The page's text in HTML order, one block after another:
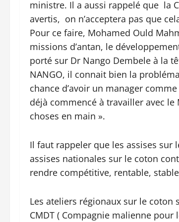
ministre. Il a aussi rappelé que la
avertis, on n’acceptera pas que
Pour ce faire, Mohamed Ould
missions d’antan, le
porté sur Dr Nango Dembele à la
NANGO, il connait bien la
chance d’avoir un manager
déjà commencé à travailler avec le
choses en main ».
Il faut rappeler que les assises
assises nationales sur le coton
rendre compétitive, rentable,
Les ateliers régionaux sur le coton
CMDT ( Compagnie malienne